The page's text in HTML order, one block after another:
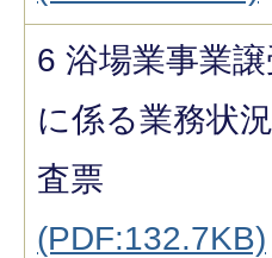
6 浴場業事業譲
に係る業務状
査票
(PDF:132.7KB)